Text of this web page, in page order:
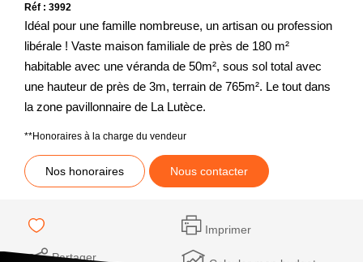
Réf : 3992
Idéal pour une famille nombreuse, un artisan ou profession
libérale ! Vaste maison familiale de près de 180 m²
habitable avec une véranda de 50m², sous sol total avec
une hauteur de près de 3m, terrain de 765m². Le tout dans
la zone pavillonnaire de La Lutèce.
**Honoraires à la charge du vendeur
Nos honoraires Nous contacter
Imprimer
Partager